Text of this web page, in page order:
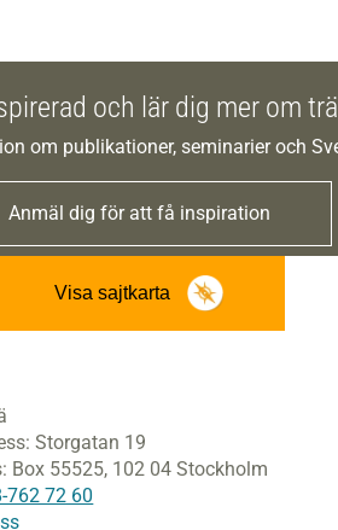
och lär dig mer om trä
om publikationer, seminarier och
Anmäl dig för att få inspiration
Visa sajtkarta
Storgatan 19
Box 55525, 102 04 Stockholm
762 72 60